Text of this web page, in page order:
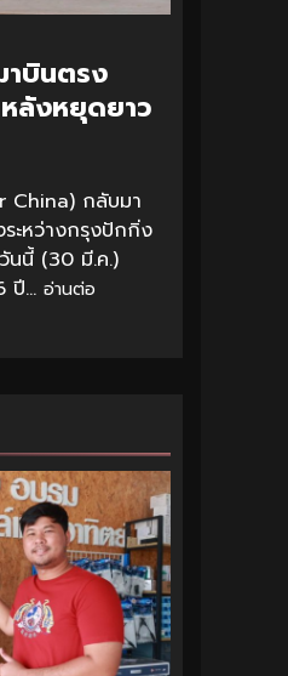
าบินตรง
ลังหยุดยาว
China) กลับมา
ระหว่างกรุงปักกิ่ง
นนี้ (30 มี.ค.)
ปี... อ่านต่อ